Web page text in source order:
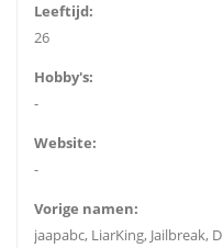
Leeftijd:
26
Hobby's:
-
Website:
-
Vorige namen:
jaapabc, LiarKing, Jailbreak,